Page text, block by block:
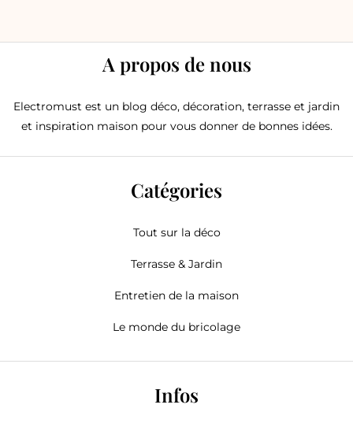
A propos de nous
Electromust est un blog déco, décoration, terrasse et jardin
et inspiration maison pour vous donner de bonnes idées.
Catégories
Tout sur la déco
Terrasse & Jardin
Entretien de la maison
Le monde du bricolage
Infos